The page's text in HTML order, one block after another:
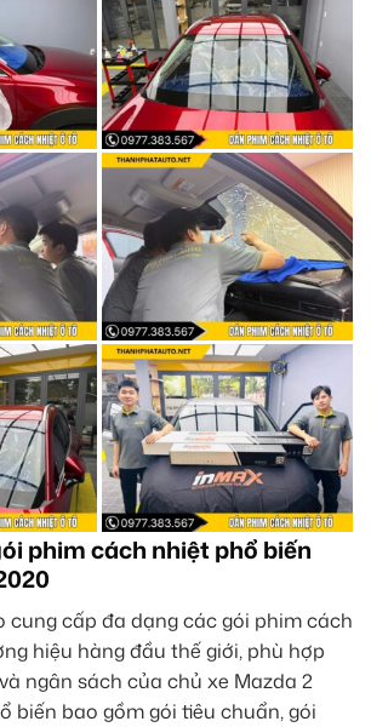
phim cách nhiệt phổ biến
cung cấp đa dạng các gói phim cách
hiệu hàng đầu thế giới, phù hợp
ngân sách của chủ xe Mazda 2
biến bao gồm gói tiêu chuẩn, gói